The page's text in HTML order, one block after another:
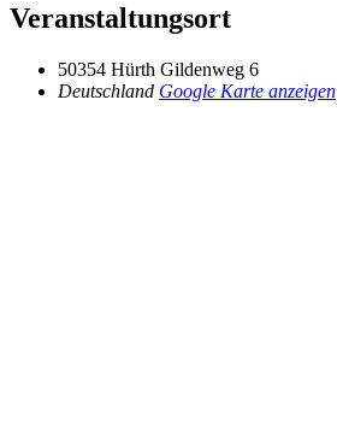
Veranstaltungsort
50354 Hürth Gildenweg 6
Deutschland Google Karte anzeigen